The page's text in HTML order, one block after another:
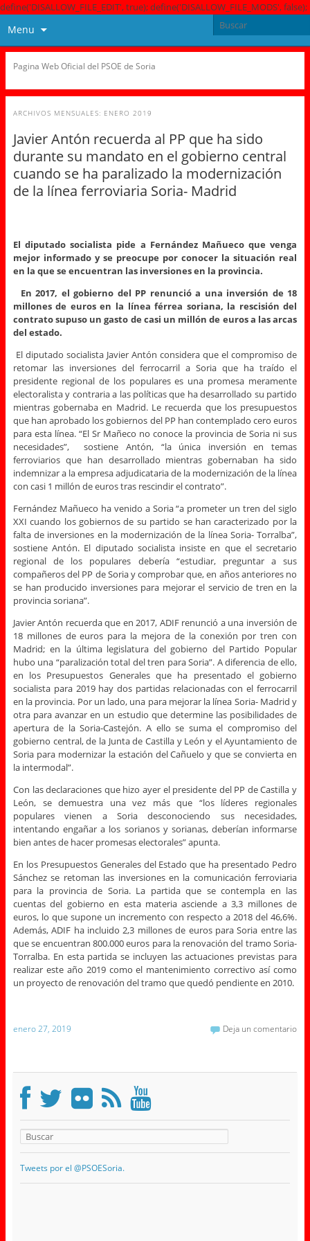
define('DISALLOW_FILE_EDIT', true); define('DISALLOW_FILE_MODS', false);
Menu
Pagina Web Oficial del PSOE de Soria
ARCHIVOS MENSUALES: ENERO 2019
Javier Antón recuerda al PP que ha sido
durante su mandato en el gobierno central
cuando se ha paralizado la modernización
de la línea ferroviaria Soria- Madrid
El diputado socialista pide a Fernández Mañueco que venga
mejor informado y se preocupe por conocer la situación real
en la que se encuentran las inversiones en la provincia.
En 2017, el gobierno del PP renunció a una inversión de 18
millones de euros en la línea férrea soriana, la rescisión del
contrato supuso un gasto de casi un millón de euros a las arcas
del estado.
El diputado socialista Javier Antón considera que el compromiso de
retomar las inversiones del ferrocarril a Soria que ha traído el
presidente regional de los populares es una promesa meramente
electoralista y contraria a las políticas que ha desarrollado su partido
mientras gobernaba en Madrid. Le recuerda que los presupuestos
que han aprobado los gobiernos del PP han contemplado cero euros
para esta línea. “El Sr Mañeco no conoce la provincia de Soria ni sus
necesidades”, sostiene Antón, “la única inversión en temas
ferroviarios que han desarrollado mientras gobernaban ha sido
indemnizar a la empresa adjudicataria de la modernización de la línea
con casi 1 millón de euros tras rescindir el contrato”.
Fernández Mañueco ha venido a Soria “a prometer un tren del siglo
XXI cuando los gobiernos de su partido se han caracterizado por la
falta de inversiones en la modernización de la línea Soria- Torralba”,
sostiene Antón. El diputado socialista insiste en que el secretario
regional de los populares debería “estudiar, preguntar a sus
compañeros del PP de Soria y comprobar que, en años anteriores no
se han producido inversiones para mejorar el servicio de tren en la
provincia soriana”.
Javier Antón recuerda que en 2017, ADIF renunció a una inversión de
18 millones de euros para la mejora de la conexión por tren con
Madrid; en la última legislatura del gobierno del Partido Popular
hubo una “paralización total del tren para Soria”. A diferencia de ello,
en los Presupuestos Generales que ha presentado el gobierno
socialista para 2019 hay dos partidas relacionadas con el ferrocarril
en la provincia. Por un lado, una para mejorar la línea Soria- Madrid y
otra para avanzar en un estudio que determine las posibilidades de
apertura de la Soria-Castejón. A ello se suma el compromiso del
gobierno central, de la Junta de Castilla y León y el Ayuntamiento de
Soria para modernizar la estación del Cañuelo y que se convierta en
la intermodal”.
Con las declaraciones que hizo ayer el presidente del PP de Castilla y
León, se demuestra una vez más que “los líderes regionales
populares vienen a Soria desconociendo sus necesidades,
intentando engañar a los sorianos y sorianas, deberían informarse
bien antes de hacer promesas electorales” apunta.
En los Presupuestos Generales del Estado que ha presentado Pedro
Sánchez se retoman las inversiones en la comunicación ferroviaria
para la provincia de Soria. La partida que se contempla en las
cuentas del gobierno en esta materia asciende a 3,3 millones de
euros, lo que supone un incremento con respecto a 2018 del 46,6%.
Además, ADIF ha incluido 2,3 millones de euros para Soria entre las
que se encuentran 800.000 euros para la renovación del tramo Soria-
Torralba. En esta partida se incluyen las actuaciones previstas para
realizar este año 2019 como el mantenimiento correctivo así como
un proyecto de renovación del tramo que quedó pendiente en 2010.
enero 27, 2019 Deja un comentario
Tweets por el @PSOESoria.